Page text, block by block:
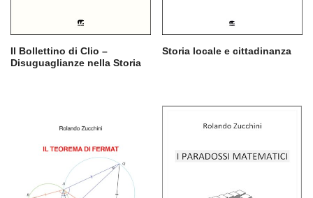
Il Bollettino di Clio –
Disuguaglianze nella Storia
Storia locale e cittadinanza